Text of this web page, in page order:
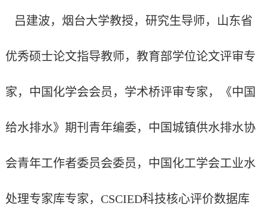
吕建波，烟台大学教授，研究生导师，山东省
优秀硕士论文指导教师，教育部学位论文评审专
家，中国化学会会员，学术桥评审专家，《中国
给水排水》期刊青年编委，中国城镇供水排水协
会青年工作者委员会委员，中国化工学会工业水
处理专家库专家，CSCIED科技核心评价数据库